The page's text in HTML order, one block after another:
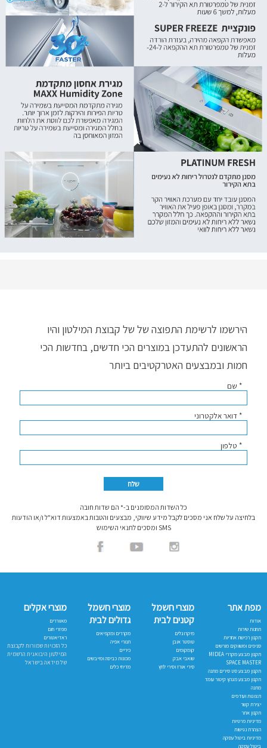
הירשמו לרשימת התפוצה של של קבוצת המילטון והיו
הראשונים להתעדכן במוצרים הכי חדשים, בחדשות הכי
חמות ובמבצעים האטרקטיבים ביותר
* שם
* דואר אלקטרוני
* טלפון
כל השדות המסומנים ב-* הם שדות חובה
בלחיצה על שלח אני מסכים לקבל מידע שיווקי, מבצעים והטבות באמצעות דוא"ל ו/או הודעות
SMS ומסכים לתנאי השימוש
מפת אתר
אודות
תחנות שירות
תקנון רכישת אחריות
סניפים ומשווקים מורשים
תקנון מבצע מקררי MIDEA
SPACE MASTER
תקנון מבצע סט סירים מתנה
תקנון מבצע מגהץ קיטור עומד
מתנה
תצוגות ועודפים
יצירת קשר
תקנון אתר
מדיניות פרטיות
הצהרת נגישות
מדיניות ביטול עסקה
ביטול עסקה
מוצרי חשמל
קטנים לבית
מיקרוגלים
טוסטר אובן
קומקומים
שואבי אבק
סירי אורז וסירי לחץ
מוצרי חשמל
גדולים לבית
מקררים ומקפיאים
תנורי אפיה
כיריים
מכונות כביסה ומייבשים
מדיחי כלים
מוצרי אקלים
מאווררים
מפזרי חום
ראדיאטורים
כל הזכויות שמורות לקבוצת
המילטון היבואנית הרשמית
של מידאה בישראל